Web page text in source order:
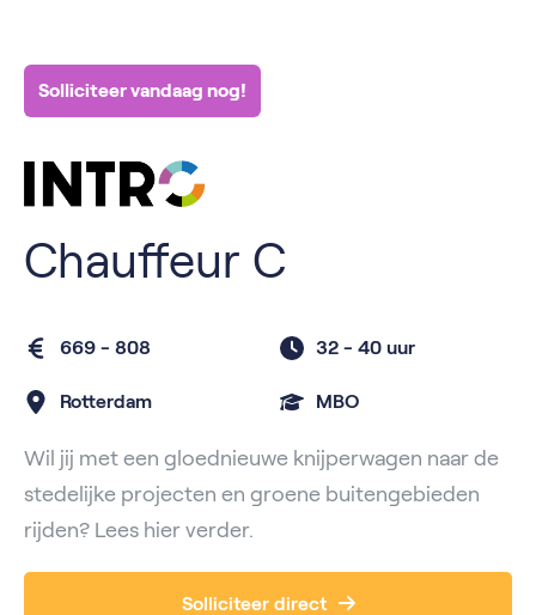
Solliciteer vandaag nog!
Chauffeur C
669 - 808 32 - 40 uur
Rotterdam MBO
Wil jij met een gloednieuwe knijperwagen naar de
stedelijke projecten en groene buitengebieden
rijden? Lees hier verder.
Solliciteer direct